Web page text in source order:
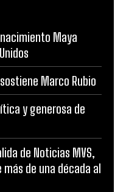
Maya
Marco Rubio
y generosa de
de Noticias MVS,
de una década al